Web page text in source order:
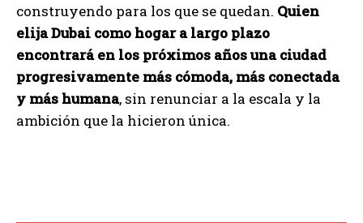
construyendo para los que se quedan. Quien
elija Dubai como hogar a largo plazo
encontrará en los próximos años una ciudad
progresivamente más cómoda, más conectada
y más humana, sin renunciar a la escala y la
ambición que la hicieron única.